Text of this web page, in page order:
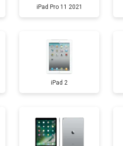
от 60 мин
iPad Pro 11 2021
iPad 2